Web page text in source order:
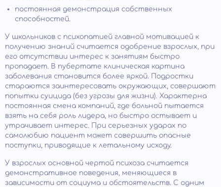
постоянная демонстрация собственных
способностей.
У школьников с психопатией главной мотивацией к
получению знаний считается одобрение взрослых, при
его отсутствии интерес к занятиям быстро
пропадает. В пубертате клиническая картина
заболевания становится более яркой. Подростки
стараются заинтересовать окружающих, совершают
попытки суицида (без угрозы для жизни). Характерна
постоянная смена компаний, где больной пытается
взять на себя роль лидера, но быстро остывает и
утрачивает интерес. При серьезных ударах по
самолюбию пациент может совершить опасные
поступки, приводящие к летальному исходу.
У взрослых основной чертой психоза считается
демонстративное поведения, меняющиеся в
зависимости от социума и обстоятельств. С одним